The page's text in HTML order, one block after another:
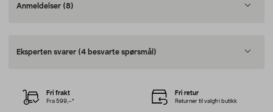
Anmeldelser (8)
Eksperten svarer (4 besvarte spørsmål)
Fri frakt
Fra 599,–*
Fri retur
Returner til valgfri butikk